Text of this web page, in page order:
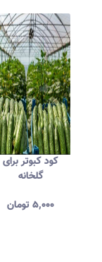
فروش کود کبوتر
کیسه 5 کیلویی
۲۰۰,۰۰۰تومان